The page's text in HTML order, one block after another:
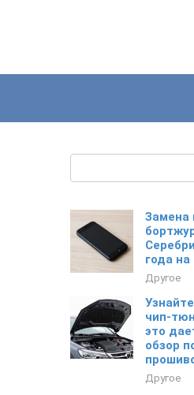
Замена
года на
Другое
чип-
это
обзор
Другое